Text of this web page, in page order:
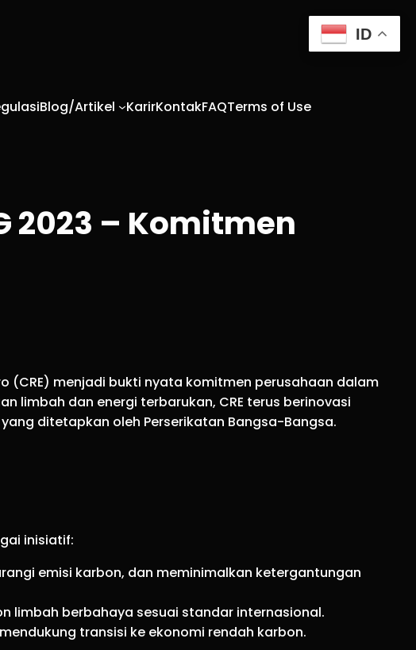
Blog/Artikel KarirKontakFAQTerms of Use
2023 – Komitmen
(CRE) menjadi bukti nyata komitmen perusahaan dalam
limbah dan energi terbarukan, CRE terus berinovasi
ditetapkan oleh Perserikatan Bangsa-Bangsa.
inisiatif:
emisi karbon, dan meminimalkan ketergantungan
limbah berbahaya sesuai standar internasional.
transisi ke ekonomi rendah karbon.
ID